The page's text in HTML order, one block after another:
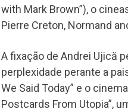
with Mark Brown”), o
Pierre Creton, Normand
A fixação de Andrei Ujică
perplexidade perante a
We Said Today” e o
Postcards From Utopia”,